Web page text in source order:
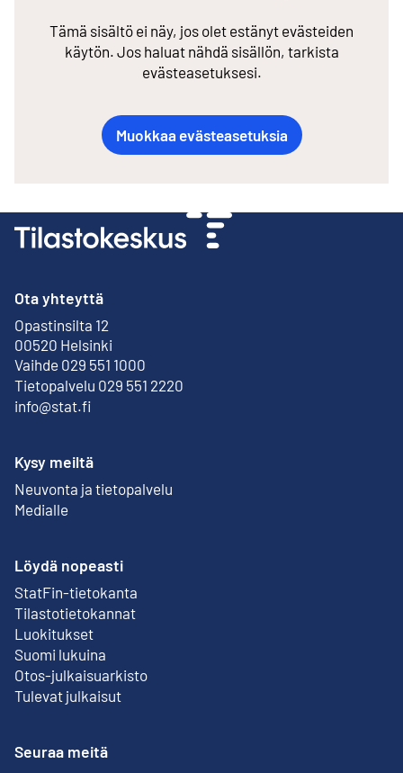
Tämä sisältö ei näy, jos olet estänyt evästeiden
käytön. Jos haluat nähdä sisällön, tarkista
evästeasetuksesi.
Muokkaa evästeasetuksia
Ota yhteyttä
Opastinsilta 12
00520 Helsinki
Ulkoinen linkki
Vaihde 029 551 1000
Tietopalvelu 029 551 2220
info@stat.fi
Kysy meiltä
Neuvonta ja tietopalvelu
Medialle
Löydä nopeasti
StatFin-tietokanta
Ulkoinen linkki
Tilastotietokannat
Luokitukset
Suomi lukuina
Otos-julkaisuarkisto
Ulkoinen linkki
Tulevat julkaisut
Seuraa meitä